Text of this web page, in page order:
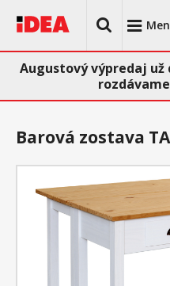
Augustový výpredaj
Barová zostava